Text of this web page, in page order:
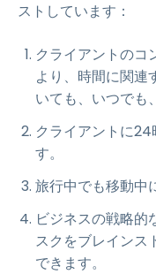
ストしています：
クライアントのコ
より、時間に関連
いても、いつでも
クライアントに
す。
旅行中でも移動中
ビジネスの戦略的
スクをブレインス
できます。